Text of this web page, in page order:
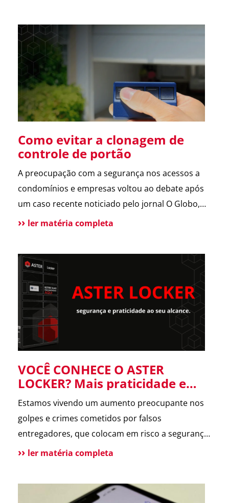
Aster citado em recentes matérias jornalísticas
sobre a operação da Polícia Federal no setor […]
Como evitar a clonagem de
controle de portão
A preocupação com a segurança nos acessos a
condomínios e empresas voltou ao debate após
um caso recente noticiado pelo jornal O Globo,
envolvendo a possível clonagem de controle de
e contou com a participação da ASTER, que
forneceu informações […]
ler matéria completa
VOCÊ CONHECE O ASTER
LOCKER? Mais praticidade e
segurança para suas entregas
no condomínio.
Estamos vivendo um aumento preocupante nos
golpes e crimes cometidos por falsos
entregadores, que colocam em risco a segurança
dos moradores e a rotina dos condomínios.
encomendas, eliminando o contato direto entre
ler matéria completa